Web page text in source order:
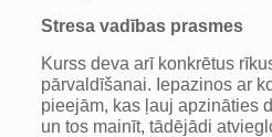
Stresa vadības prasmes
Kurss deva arī konkrētus
pārvaldīšanai. Iepazinos ar
pieejām, kas ļauj apzināties
un tos mainīt, tādējādi